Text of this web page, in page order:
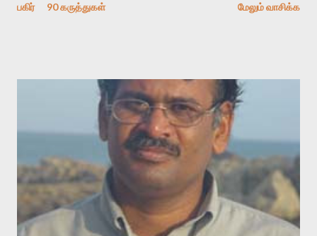
காலத்தில் ஜாலவித்தைக்காரர்கள் வந்து போன பின் அவர்களின்
அதிகமாக்கும். கொல்லாது. ஒரு கனவை மீட்டெடுப்பதன் நோக்கம்
என்னவாக இருக்கும்? கவிதையின் அரூப இயக்கத்தை பொதுவயமாக
வடிக்க முயல்வதும் அதற்கே. கோயில் கருவறையின்
மென்வெளிச்சத்தில் நுண்பேசியின் படக்கருவியை இயக்கி சாத்தி
வைத்து விட்டு இயக்கத்தை அறிவோம். அறிதல் அபச்சாரமில்லை.
பயணப் படிமம் என்பது காக்னிடிவ் பொயடிக்ஸ் எனும் சமகால
விமர்சனத்தின் ஒரு முக்கிய கருவி. இக்கருவியை மனுஷ்யபுத்திரனின்
“காலை வணக்கங்கள்” எனும் ஒரு கவிதையில் சொருகப் போகிறோம்.
பகிர் 90 கருத்துகள் மேலும் வாசிக்க